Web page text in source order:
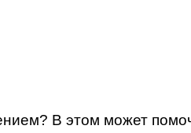
В этом может